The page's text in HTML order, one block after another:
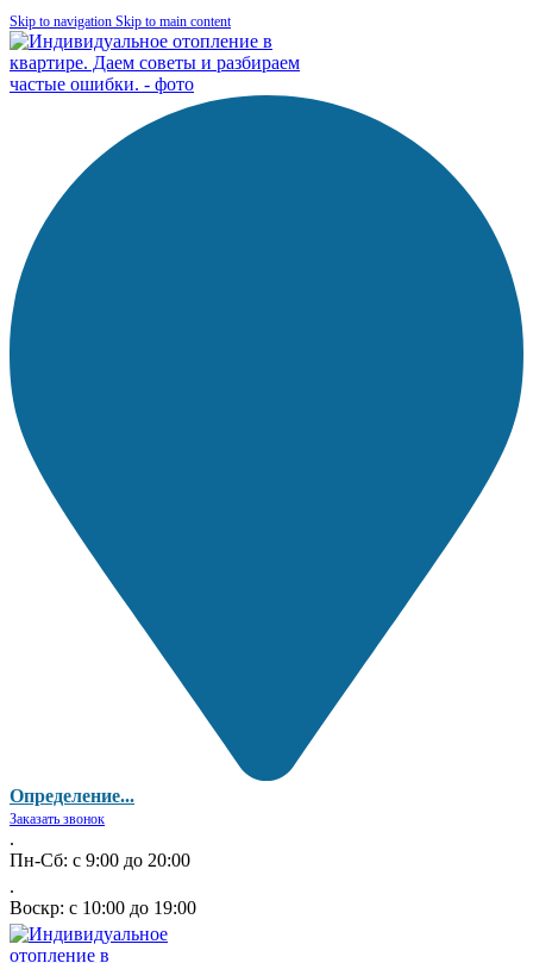
Skip to navigation Skip to main content
Определение...
Заказать звонок
.
Пн-Сб: с 9:00 до 20:00
.
Воскр: с 10:00 до 19:00